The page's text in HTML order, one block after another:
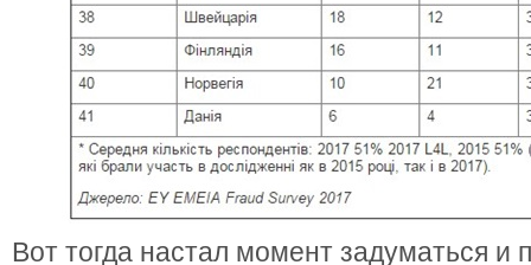
Вот тогда настал момент задуматься и